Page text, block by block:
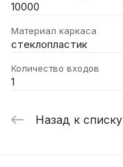
10000
Материал каркаса
стеклопластик
Количество входов
1
Назад к списку